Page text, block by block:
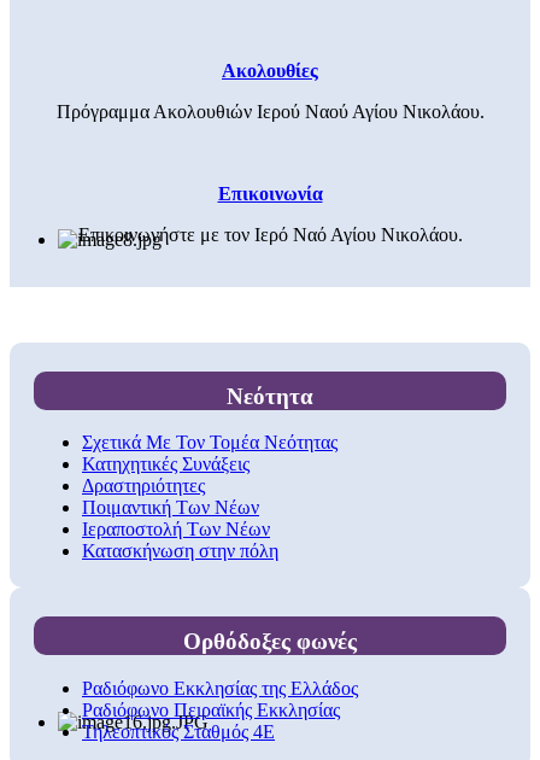
Ακολουθίες
Πρόγραμμα Ακολουθιών Ιερού Ναού Αγίου Νικολάου.
Επικοινωνία
Επικοινωνήστε με τον Ιερό Ναό Αγίου Νικολάου.
Νεότητα
Σχετικά Με Τον Τομέα Νεότητας
Κατηχητικές Συνάξεις
Δραστηριότητες
Ποιμαντική Των Νέων
Ιεραποστολή Των Νέων
Κατασκήνωση στην πόλη
Ορθόδοξες φωνές
Ραδιόφωνο Εκκλησίας της Ελλάδος
Ραδιόφωνο Πειραϊκής Εκκλησίας
Τηλεοπτικός Σταθμός 4Ε